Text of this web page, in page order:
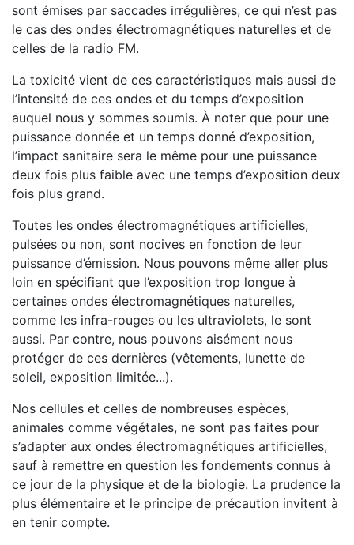
sont émises par saccades irrégulières, ce qui n’est pas
le cas des ondes électromagnétiques naturelles et de
celles de la radio FM.
La toxicité vient de ces caractéristiques mais aussi de
l’intensité de ces ondes et du temps d’exposition
auquel nous y sommes soumis. À noter que pour une
puissance donnée et un temps donné d’exposition,
l’impact sanitaire sera le même pour une puissance
deux fois plus faible avec une temps d’exposition deux
fois plus grand.
Toutes les ondes électromagnétiques artificielles,
pulsées ou non, sont nocives en fonction de leur
puissance d’émission. Nous pouvons même aller plus
loin en spécifiant que l’exposition trop longue à
certaines ondes électromagnétiques naturelles,
comme les infra-rouges ou les ultraviolets, le sont
aussi. Par contre, nous pouvons aisément nous
protéger de ces dernières (vêtements, lunette de
soleil, exposition limitée...).
Nos cellules et celles de nombreuses espèces,
animales comme végétales, ne sont pas faites pour
s’adapter aux ondes électromagnétiques artificielles,
sauf à remettre en question les fondements connus à
ce jour de la physique et de la biologie. La prudence la
plus élémentaire et le principe de précaution invitent à
en tenir compte.